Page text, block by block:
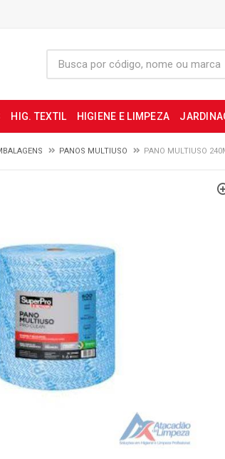
HIG. TEXTIL HIGIENE E LIMPEZA
PANOS MULTIUSO PANO MULTIUSO